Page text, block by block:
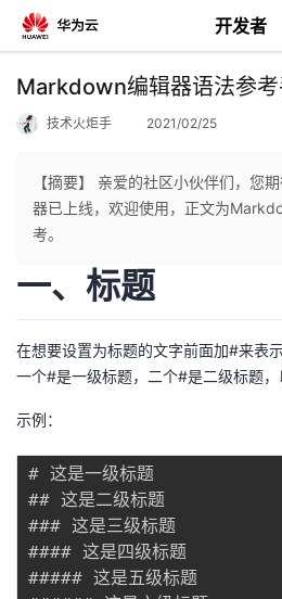
开发者
返
主
页
的
开
发
者
我
Markdown编辑器语法参
技术火炬手 2021/02/25
【摘要】 亲爱的社区小伙伴们，您
器已上线，欢迎使用，正文为
考。
一、标题
在想要设置为标题的文字前面加#来表
一个#是一级标题，二个#是二级标题，
示例：
# 这是一级标题
## 这是二级标题
### 这是三级标题
#### 这是四级标题
##### 这是五级标题